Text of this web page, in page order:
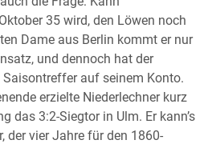
35 wird, den Löwen noch
Dame aus Berlin kommt er nur
und dennoch hat der
auf seinem Konto.
erzielte Niederlechner kurz
das 3:2-Siegtor in Ulm. Er kann’s
der vier Jahre für den 1860-